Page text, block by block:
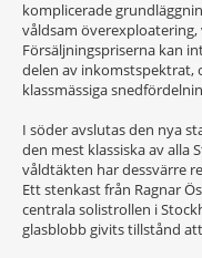
komplicerade
våldsam
Försäljningspriserna kan
delen av inkomstspektrat,
klassmässiga
I söder avslutas den nya
den mest klassiska av alla
våldtäkten har dessvärre
Ett stenkast från Ragnar
centrala solistrollen i
glasblobb givits tillstånd